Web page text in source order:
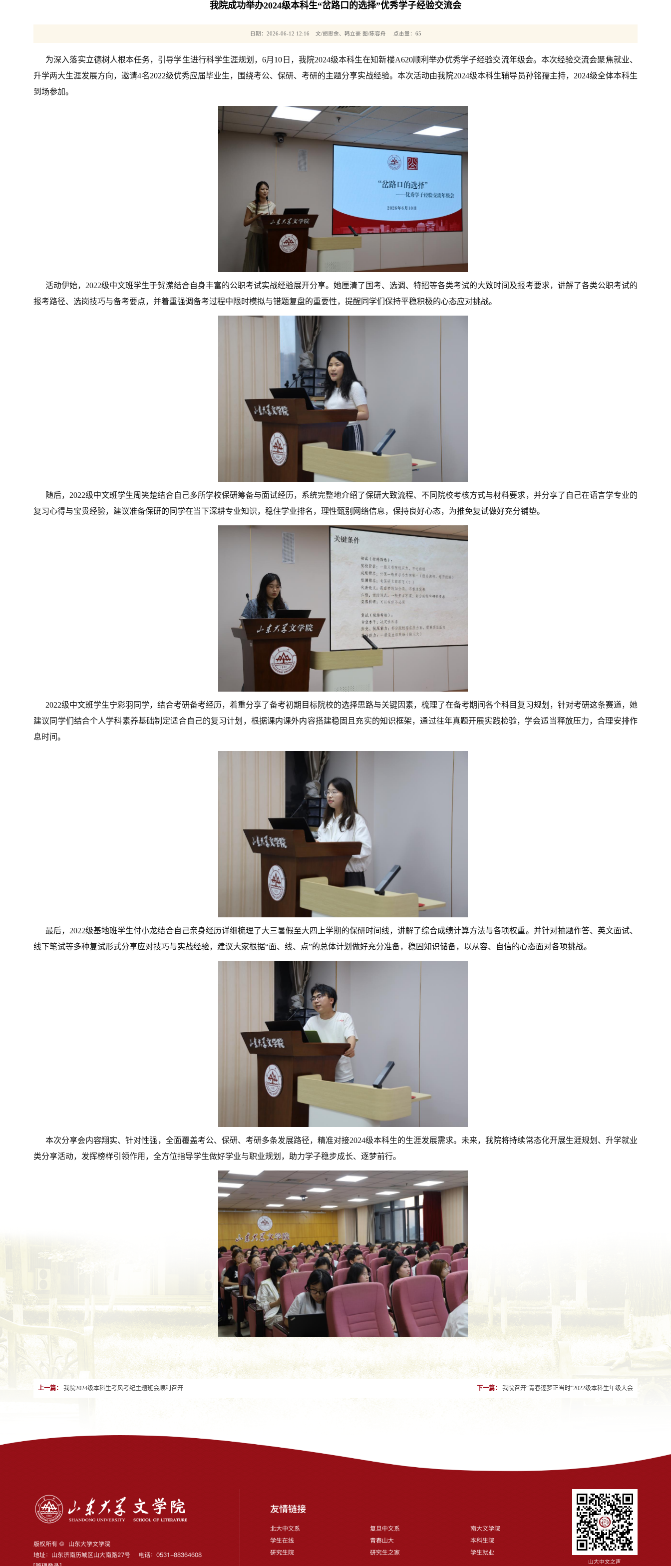
我院成功举办2024级本科生“岔路口的选择”优秀学子经验交流会
日期：2026-06-12 12:16 文/胡思余、韩立豪 图/陈容舟 点击量： 65
为深入落实立德树人根本任务，引导学生进行科学生涯规划，6月10日，我院2024级本科生在知新楼A620顺利举办优秀学子经验交流年级会。本次经验交流会聚焦就业、
升学两大生涯发展方向，邀请4名2022级优秀应届毕业生，围绕考公、保研、考研的主题分享实战经验。本次活动由我院2024级本科生辅导员孙铭孺主持，2024级全体本科生
到场参加。
活动伊始，2022级中文班学生于贺潆结合自身丰富的公职考试实战经验展开分享。她厘清了国考、选调、特招等各类考试的大致时间及报考要求，讲解了各类公职考试的
报考路径、选岗技巧与备考要点，并着重强调备考过程中限时模拟与错题复盘的重要性，提醒同学们保持平稳积极的心态应对挑战。
随后，2022级中文班学生周笑楚结合自己多所学校保研筹备与面试经历，系统完整地介绍了保研大致流程、不同院校考核方式与材料要求，并分享了自己在语言学专业的
复习心得与宝贵经验，建议准备保研的同学在当下深耕专业知识，稳住学业排名，理性甄别网络信息，保持良好心态，为推免复试做好充分铺垫。
2022级中文班学生宁彩羽同学，结合考研备考经历，着重分享了备考初期目标院校的选择思路与关键因素，梳理了在备考期间各个科目复习规划，针对考研这条赛道，她
建议同学们结合个人学科素养基础制定适合自己的复习计划，根据课内课外内容搭建稳固且充实的知识框架，通过往年真题开展实践检验，学会适当释放压力，合理安排作
息时间。
最后，2022级基地班学生付小龙结合自己亲身经历详细梳理了大三暑假至大四上学期的保研时间线，讲解了综合成绩计算方法与各项权重。并针对抽题作答、英文面试、
线下笔试等多种复试形式分享应对技巧与实战经验，建议大家根据“面、线、点”的总体计划做好充分准备，稳固知识储备，以从容、自信的心态面对各项挑战。
本次分享会内容翔实、针对性强，全面覆盖考公、保研、考研多条发展路径，精准对接2024级本科生的生涯发展需求。未来，我院将持续常态化开展生涯规划、升学就业
类分享活动，发挥榜样引领作用，全方位指导学生做好学业与职业规划，助力学子稳步成长、逐梦前行。
上一篇： 我院2024级本科生考风考纪主题班会顺利召开 下一篇： 我院召开“青春逐梦正当时”2022级本科生年级大会
版权所有 © 山东大学文学院
地址：山东济南历城区山大南路27号 电话：0531-88364608
友情链接
北大中文系 复旦中文系
南大文学院
学生在线
青春山大
本科生院
研究生院
研究生之家 学生就业
山大中文之声